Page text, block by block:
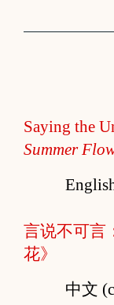
Saying the
Summer
言说不可言
花》
中文